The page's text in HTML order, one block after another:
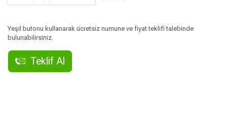
Yeşil butonu kullanarak ücretsiz numune ve fiyat teklifi talebinde
bulunabilirsiniz.
Teklif Al